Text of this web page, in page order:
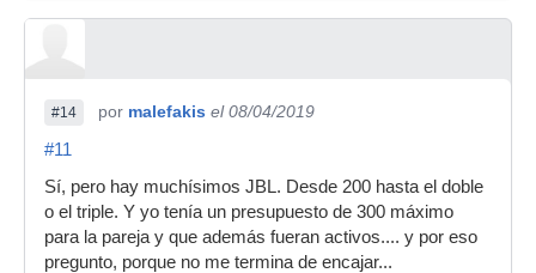
#14 por malefakis el 08/04/2019
#11
Sí, pero hay muchísimos JBL. Desde 200 hasta el doble
o el triple. Y yo tenía un presupuesto de 300 máximo
para la pareja y que además fueran activos.... y por eso
pregunto, porque no me termina de encajar...